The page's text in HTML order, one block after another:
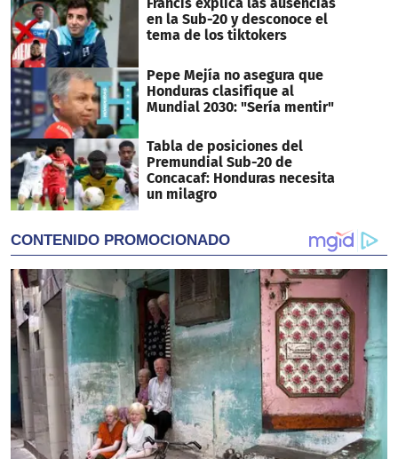
en la Sub-20 y desconoce el
tema de los tiktokers
Pepe Mejía no asegura que
Honduras clasifique al
Mundial 2030: "Sería mentir"
Tabla de posiciones del
Premundial Sub-20 de
Concacaf: Honduras necesita
un milagro